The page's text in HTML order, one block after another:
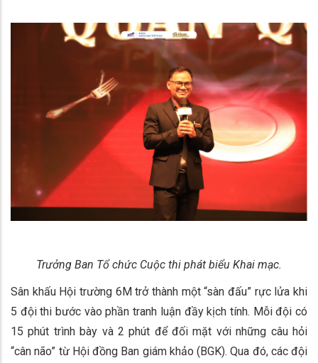
Trưởng Ban Tổ chức Cuộc thi phát biểu Khai mạc.
Sân khấu Hội trường 6M trở thành một “sàn đấu” rực lửa khi
5 đội thi bước vào phần tranh luận đầy kịch tính. Mỗi đội có
15 phút trình bày và 2 phút để đối mặt với những câu hỏi
“cân não” từ Hội đồng Ban giám khảo (BGK). Qua đó, các đội